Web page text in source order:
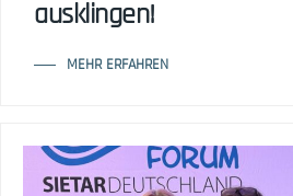
ausklingen!
MEHR ERFAHREN